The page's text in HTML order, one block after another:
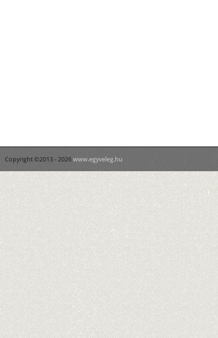
Copyright ©2013 - 2026 www.egyveleg.hu